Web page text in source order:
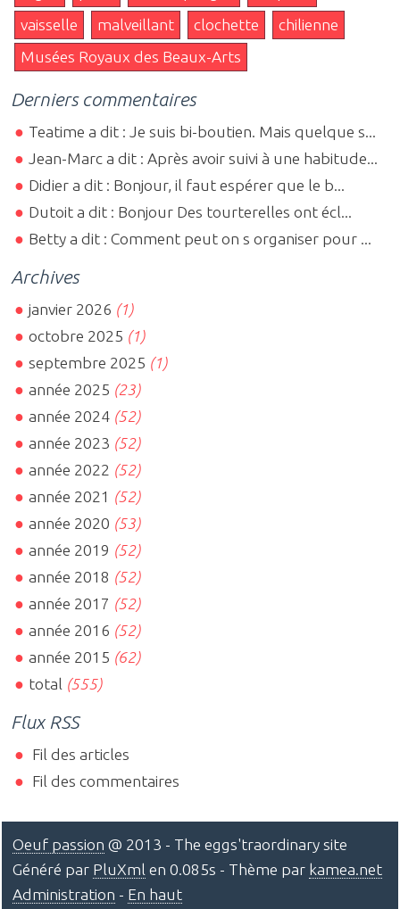
vaisselle
malveillant clochette
chilienne
Musées Royaux des Beaux-Arts
Derniers commentaires
Teatime a dit : Je suis bi-boutien. Mais quelque s...
Jean-Marc a dit : Après avoir suivi à une habitude...
Didier a dit : Bonjour, il faut espérer que le b...
Dutoit a dit : Bonjour Des tourterelles ont écl...
Betty a dit : Comment peut on s organiser pour ...
Archives
janvier 2026 (1)
octobre 2025 (1)
septembre 2025 (1)
année 2025 (23)
année 2024 (52)
année 2023 (52)
année 2022 (52)
année 2021 (52)
année 2020 (53)
année 2019 (52)
année 2018 (52)
année 2017 (52)
année 2016 (52)
année 2015 (62)
total (555)
Flux RSS
Fil des articles
Fil des commentaires
Oeuf passion @ 2013 - The eggs'traordinary site
Généré par PluXml en 0.085s - Thème par kamea.net
Administration - En haut